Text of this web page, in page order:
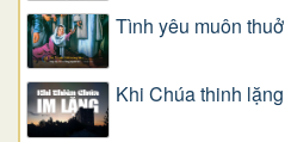
Tình yêu muôn thuở
Khi Chúa thinh lặng